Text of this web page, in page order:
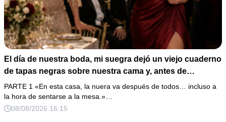
El día de nuestra boda, mi suegra dejó un viejo cuaderno
de tapas negras sobre nuestra cama y, antes de
marcharse, dijo: «En esta familia todos deben cumplir
una misma regla…».
PARTE 1 «En esta casa, la nuera va después de todos… incluso a
la hora de sentarse a la mesa.»…
08/08/2026 16:15